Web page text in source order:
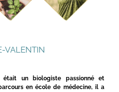
VALENTIN
était un biologiste passionné et
en école de médecine, il a